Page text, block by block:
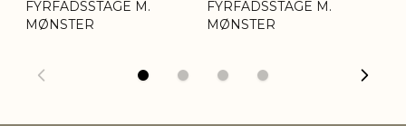
FYRFADSSTAGE M.
MØNSTER
FYRFADSSTAGE M.
MØNSTER